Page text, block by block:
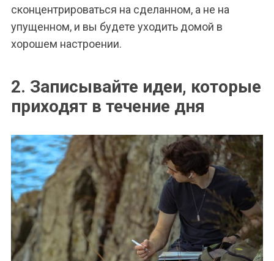
сконцентрироваться на сделанном, а не на
упущенном, и вы будете уходить домой в
хорошем настроении.
2. Записывайте идеи, которые
приходят в течение дня